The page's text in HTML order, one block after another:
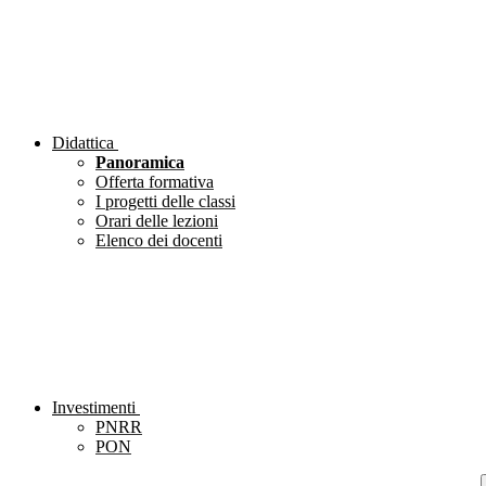
Didattica
Panoramica
Offerta formativa
I progetti delle classi
Orari delle lezioni
Elenco dei docenti
Investimenti
PNRR
PON